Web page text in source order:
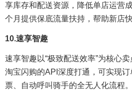
享库存和配送资源，降低单店运营
个月提供保底流量扶持，帮助新店
10.速享智趣
速享智趣以“极致配送效率”为核心
淘宝闪购的API深度打通，可实现
票、自动呼叫骑手的全无人化流程